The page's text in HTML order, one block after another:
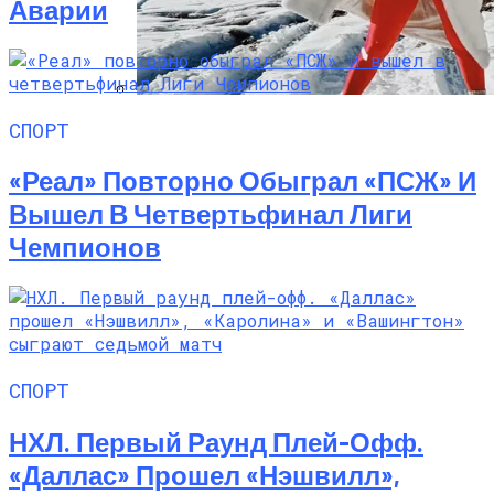
Аварии
СПОРТ
«Реал» Повторно Обыграл «ПСЖ» И
Вышел В Четвертьфинал Лиги
Чемпионов
СПОРТ
НХЛ. Первый Раунд Плей-Офф.
«Даллас» Прошел «Нэшвилл»,